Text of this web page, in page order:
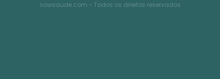
sowsaude.com - Todos os direitos reservados